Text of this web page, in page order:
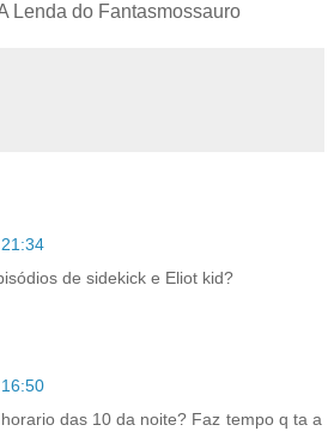
Lenda do Fantasmossauro
de sidekick e Eliot kid?
das 10 da noite? Faz tempo q ta a